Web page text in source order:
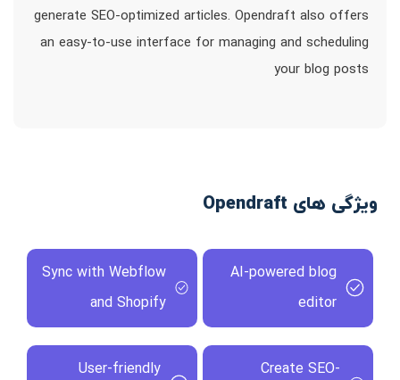
generate SEO-optimized articles. Opendraft also offers
an easy-to-use interface for managing and scheduling
your blog posts
ویژگی های Opendraft
AI-powered blog
editor
Sync with Webflow
and Shopify
Create SEO-
User-friendly